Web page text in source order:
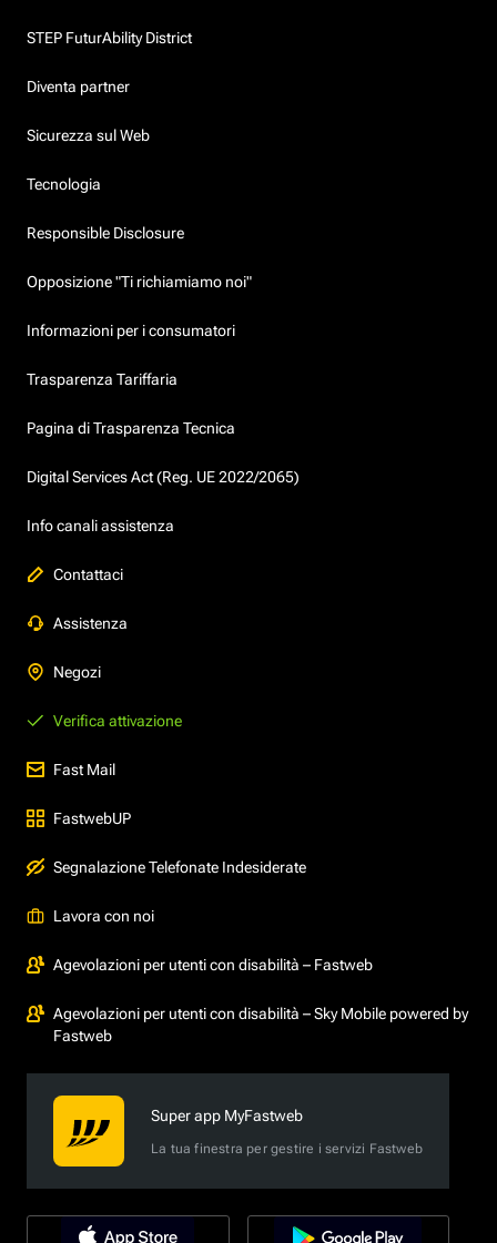
STEP FuturAbility District
Diventa partner
Sicurezza sul Web
Tecnologia
Responsible Disclosure
Opposizione "Ti richiamiamo noi"
Informazioni per i consumatori
Trasparenza Tariffaria
Pagina di Trasparenza Tecnica
Digital Services Act (Reg. UE 2022/2065)
Info canali assistenza
Contattaci
Assistenza
Negozi
Verifica attivazione
Fast Mail
FastwebUP
Segnalazione Telefonate Indesiderate
Lavora con noi
Agevolazioni per utenti con disabilità – Fastweb
Agevolazioni per utenti con disabilità – Sky Mobile powered by
Fastweb
Super app MyFastweb
La tua finestra per gestire i servizi Fastweb